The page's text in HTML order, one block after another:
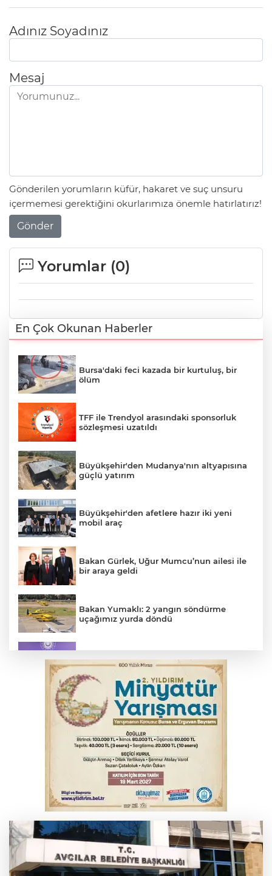
Adınız Soyadınız
Mesaj
Gönderilen yorumların küfür, hakaret ve suç unsuru
içermemesi gerektiğini okurlarımıza önemle hatırlatırız!
Gönder
Yorumlar (0)
En Çok Okunan Haberler
Bursa'daki feci kazada bir kurtuluş, bir
ölüm
TFF ile Trendyol arasındaki sponsorluk
sözleşmesi uzatıldı
Büyükşehir'den Mudanya'nın altyapısına
güçlü yatırım
Büyükşehir'den afetlere hazır iki yeni
mobil araç
Bakan Gürlek, Uğur Mumcu’nun ailesi ile
bir araya geldi
Bakan Yumaklı: 2 yangın söndürme
uçağımız yurda döndü
milletimize hayırlı olsun
Osmangazi’de kaldırım işgaline geçit yok
YENİ Parti Genel Başkanı Özel'den
Çerçeve Yasa yorumu
BUÜ’nün laboratuvarları tam kapasite ile
sektörün hizmetinde